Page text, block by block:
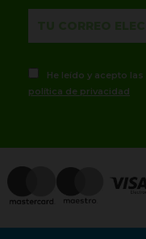
He leído y acepto las
política de privacidad